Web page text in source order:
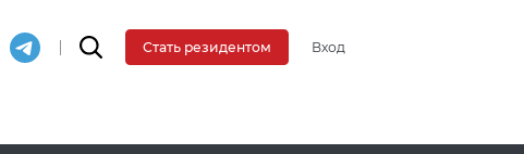
Стать резидентом Вход